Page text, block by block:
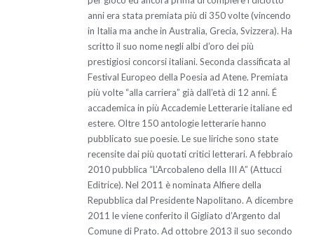
anni era stata premiata più di 350 volte (vincendo
in Italia ma anche in Australia, Grecia, Svizzera). Ha
scritto il suo nome negli albi d’oro dei più
prestigiosi concorsi italiani. Seconda classificata al
Festival Europeo della Poesia ad Atene. Premiata
più volte “alla carriera” già dall’età di 12 anni. É
accademica in più Accademie Letterarie italiane ed
estere. Oltre 150 antologie letterarie hanno
pubblicato sue poesie. Le sue liriche sono state
recensite dai più quotati critici letterari. A febbraio
2010 pubblica “L’Arcobaleno della III A” (Attucci
Editrice). Nel 2011 è nominata Alfiere della
Repubblica dal Presidente Napolitano. A dicembre
2011 le viene conferito il Gigliato d’Argento dal
Comune di Prato. Ad ottobre 2013 il suo secondo